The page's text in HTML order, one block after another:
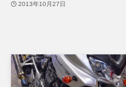
2013年10月27日